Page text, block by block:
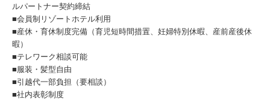
ルパートナー契約締結
■会員制リゾートホテル利用
■産休・育休制度完備（育児短時間措置、妊婦特別休暇、産前産後休
暇）
■テレワーク相談可能
■服装・髪型自由
■引越代一部負担（要相談）
■社内表彰制度